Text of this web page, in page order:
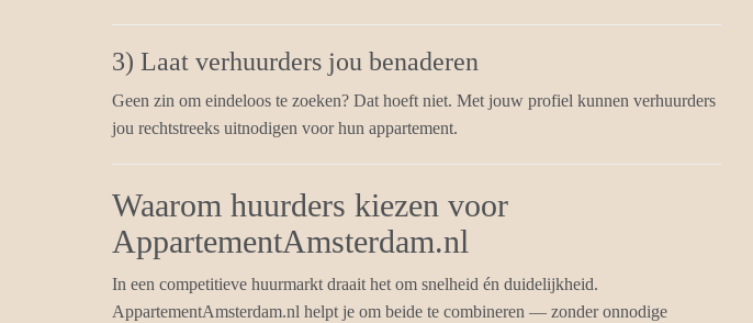
3) Laat verhuurders jou benaderen
Geen zin om eindeloos te zoeken? Dat hoeft niet. Met jouw profiel kunnen verhuurders
jou rechtstreeks uitnodigen voor hun appartement.
Waarom huurders kiezen voor
AppartementAmsterdam.nl
In een competitieve huurmarkt draait het om snelheid én duidelijkheid.
AppartementAmsterdam.nl helpt je om beide te combineren — zonder onnodige